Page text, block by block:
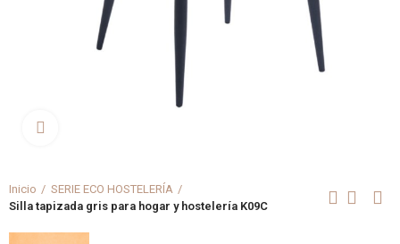
Inicio
SERIE ECO HOSTELERÍA
Silla tapizada gris para hogar y hostelería K09C